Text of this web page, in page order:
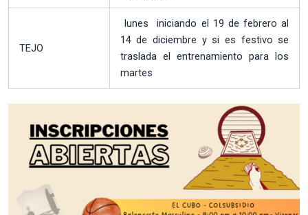
TEJO
lunes iniciando el 19 de febrero al
14 de diciembre y si es festivo se
traslada el entrenamiento para los
martes